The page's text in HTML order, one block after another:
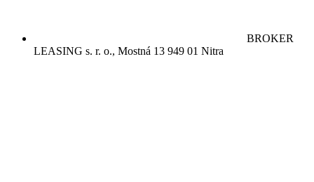
BROKER
LEASING s. r. o., Mostná 13 949 01 Nitra